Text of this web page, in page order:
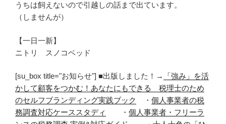
うちは飼えないので引越しの話まで出ています。
（しませんが）
【一日一新】
ニトリ スノコベッド
[su_box title="お知らせ"] ■出版しました！→
「強み」を活
かして顧客をつかむ！あなたにもできる 税理士のため
のセルフブランディング実践ブック
・ 個人事業者の税
務調査対応ケーススタディ
・ 個人事業者・フリーラ